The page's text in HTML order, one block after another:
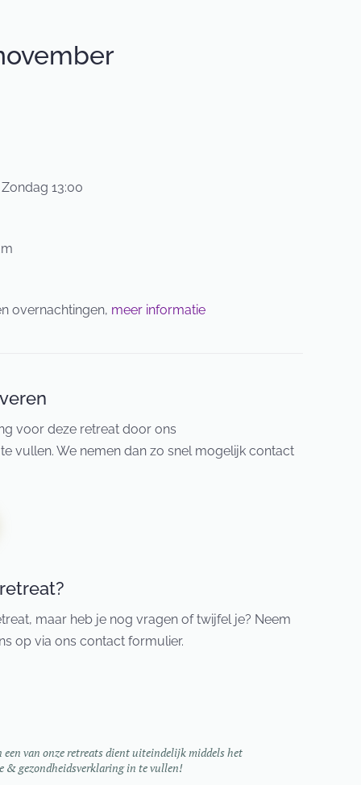
13:00
overnachtingen, meer informatie
voor deze retreat door ons
te vullen. We nemen dan zo snel mogelijk contact
maar heb je nog vragen of twijfel je? Neem
op via ons contact formulier.
een van onze retreats dient uiteindelijk middels het
& gezondheidsverklaring in te vullen!